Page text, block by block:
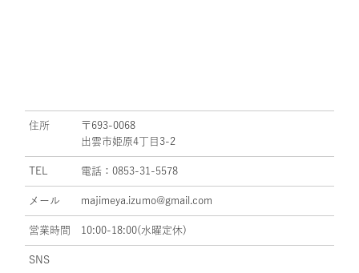
住所
〒693-0068
出雲市姫原4丁目3-2
TEL 電話：0853-31-5578
メール majimeya.izumo@gmail.com
営業時間 10:00-18:00(水曜定休)
SNS